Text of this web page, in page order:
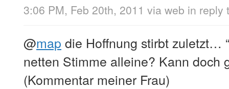
3:06 PM, Feb 20th, 2011 via web in reply
@map die Hoffnung stirbt zuletzt…
netten Stimme alleine? Kann doch
(Kommentar meiner Frau)